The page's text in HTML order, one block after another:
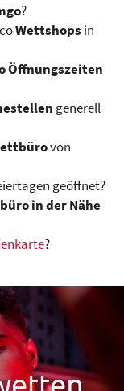
?
Wettshops in
Öffnungszeiten
generell
von
geöffnet?
in der Nähe
?